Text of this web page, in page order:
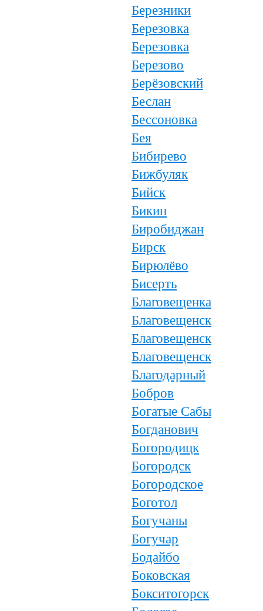
Березники
Березовка
Березовка
Березово
Берёзовский
Беслан
Бессоновка
Бея
Бибирево
Бижбуляк
Бийск
Бикин
Биробиджан
Бирск
Бирюлёво
Бисерть
Благовещенка
Благовещенск
Благовещенск
Благовещенск
Благодарный
Бобров
Богатые Сабы
Богданович
Богородицк
Богородск
Богородское
Боготол
Богучаны
Богучар
Бодайбо
Боковская
Бокситогорск